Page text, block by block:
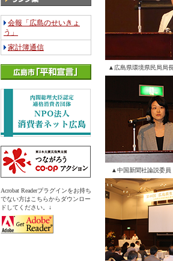
会報「広島のせいきょ
う」
家計簿通信
Acrobat Readerプラグインをお持ち
でない方はこちらからダウンロー
ドしてください。↓
▲広島県環境県民局局
▲中国新聞社論説委